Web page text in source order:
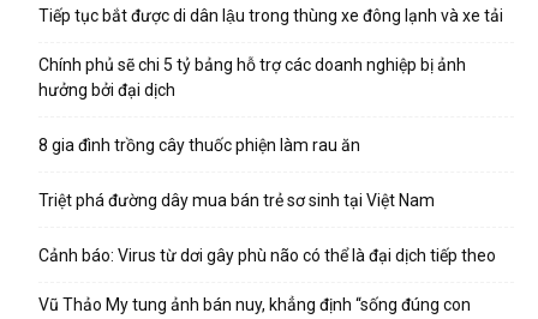
Tiếp tục bắt được di dân lậu trong thùng xe đông lạnh và xe tải
Chính phủ sẽ chi 5 tỷ bảng hỗ trợ các doanh nghiệp bị ảnh
hưởng bởi đại dịch
8 gia đình trồng cây thuốc phiện làm rau ăn
Triệt phá đường dây mua bán trẻ sơ sinh tại Việt Nam
Cảnh báo: Virus từ dơi gây phù não có thể là đại dịch tiếp theo
Vũ Thảo My tung ảnh bán nuy, khẳng định “sống đúng con